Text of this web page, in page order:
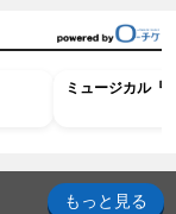
ミュージカル『
もっと見る